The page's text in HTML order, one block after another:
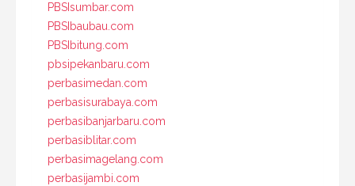
PBSIsumbar.com
PBSIbaubau.com
PBSIbitung.com
pbsipekanbaru.com
perbasimedan.com
perbasisurabaya.com
perbasibanjarbaru.com
perbasiblitar.com
perbasimagelang.com
perbasijambi.com